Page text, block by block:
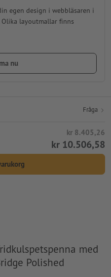
egen design i webbläsaren i
layoutmallar finns
nu
Fråga
kr 8.405,26
kr 10.506,58
med
Polished